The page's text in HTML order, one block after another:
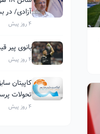
آزادی/ در
4 روز پیش
بانوی پیر
4 روز پیش
کاپیتان
تحولات
4 روز پیش